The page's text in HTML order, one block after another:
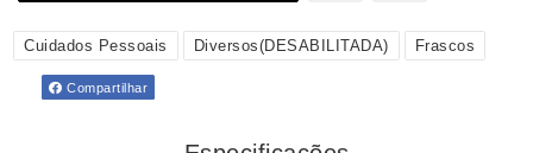
Cuidados Pessoais Diversos(DESABILITADA) Frascos
Compartilhar